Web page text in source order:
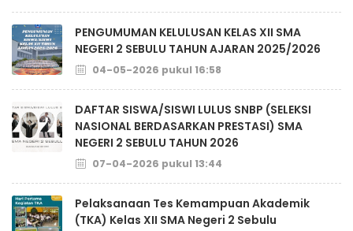
PENGUMUMAN KELULUSAN KELAS XII SMA
NEGERI 2 SEBULU TAHUN AJARAN 2025/2026
04-05-2026 pukul 16:58
DAFTAR SISWA/SISWI LULUS SNBP (SELEKSI
NASIONAL BERDASARKAN PRESTASI) SMA
NEGERI 2 SEBULU TAHUN 2026
07-04-2026 pukul 13:44
Pelaksanaan Tes Kemampuan Akademik
(TKA) Kelas XII SMA Negeri 2 Sebulu